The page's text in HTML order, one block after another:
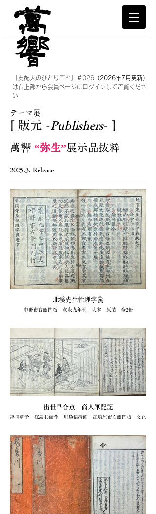
「支配人のひとりごと」＃026 （2026年7月更新）
は​右上部から会員ページにログインしてご覧くださ
い
テーマ展
[ 版元 -Publishers- ]
萬響 “弥生”展示品抜粋
2025.3. Release
北渓先生性理字義
中野市右衞門板 寛永九年刊 大本 原装 全2冊
出世早合点 商人軍配記
浮世草子 江島其磧作 川島信清画 江嶋屋市右衞門板 文化